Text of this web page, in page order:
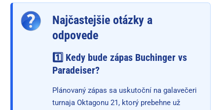
Najčastejšie otázky a
odpovede
1️⃣ Kedy bude zápas Buchinger vs
Paradeiser?
Plánovaný zápas sa uskutoční na galavečeri
turnaja Oktagonu 21, ktorý prebehne už